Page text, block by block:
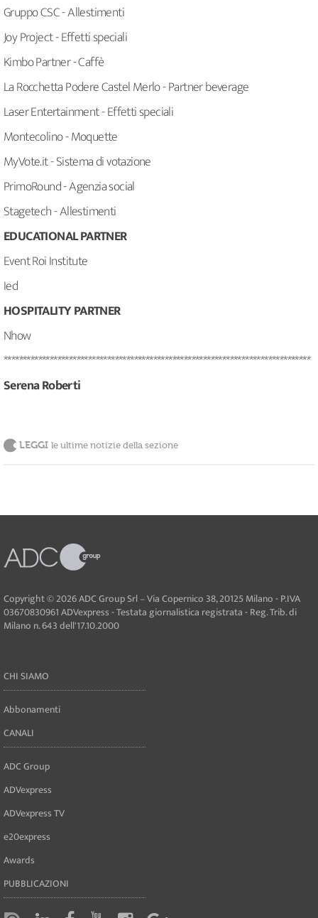
Gruppo CSC - Allestimenti
Joy Project - Effetti speciali
Kimbo Partner - Caffè
La Rocchetta Podere Castel Merlo - Partner beverage
Laser Entertainment - Effetti speciali
Montecolino - Moquette
MyVote.it - Sistema di votazione
PrimoRound - Agenzia social
Stagetech - Allestimenti
EDUCATIONAL PARTNER
Event Roi Institute
Ied
HOSPITALITY PARTNER
Nhow
********************************************************************************
Serena Roberti
LEGGI le ultime notizie della sezione
Copyright © 2026 ADC Group Srl – Via Copernico 38, 20125 Milano - P.IVA
03670830961 ADVexpress - Testata giornalistica registrata - Reg. Trib. di
Milano n. 643 dell'17.10.2000
CHI SIAMO
Abbonamenti
CANALI
ADC Group
ADVexpress
ADVexpress TV
e20express
Awards
PUBBLICAZIONI